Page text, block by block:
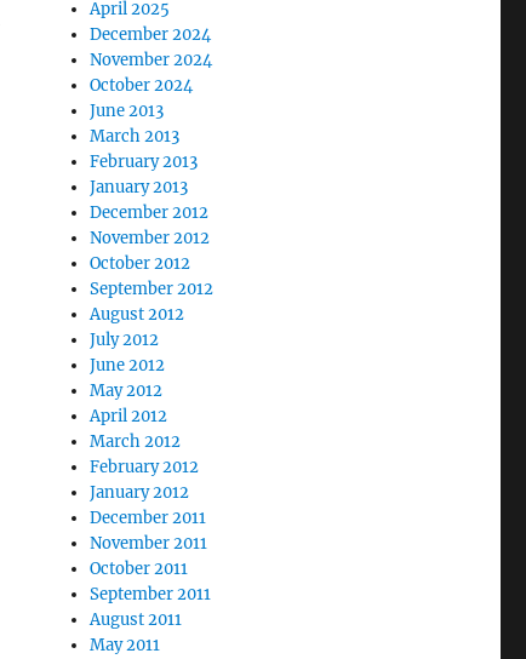
April 2025
December 2024
November 2024
October 2024
June 2013
March 2013
February 2013
January 2013
December 2012
November 2012
October 2012
September 2012
August 2012
July 2012
June 2012
May 2012
April 2012
March 2012
February 2012
January 2012
December 2011
November 2011
October 2011
September 2011
August 2011
May 2011